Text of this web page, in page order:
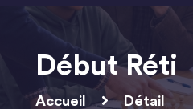
Début Réti
Accueil Détail